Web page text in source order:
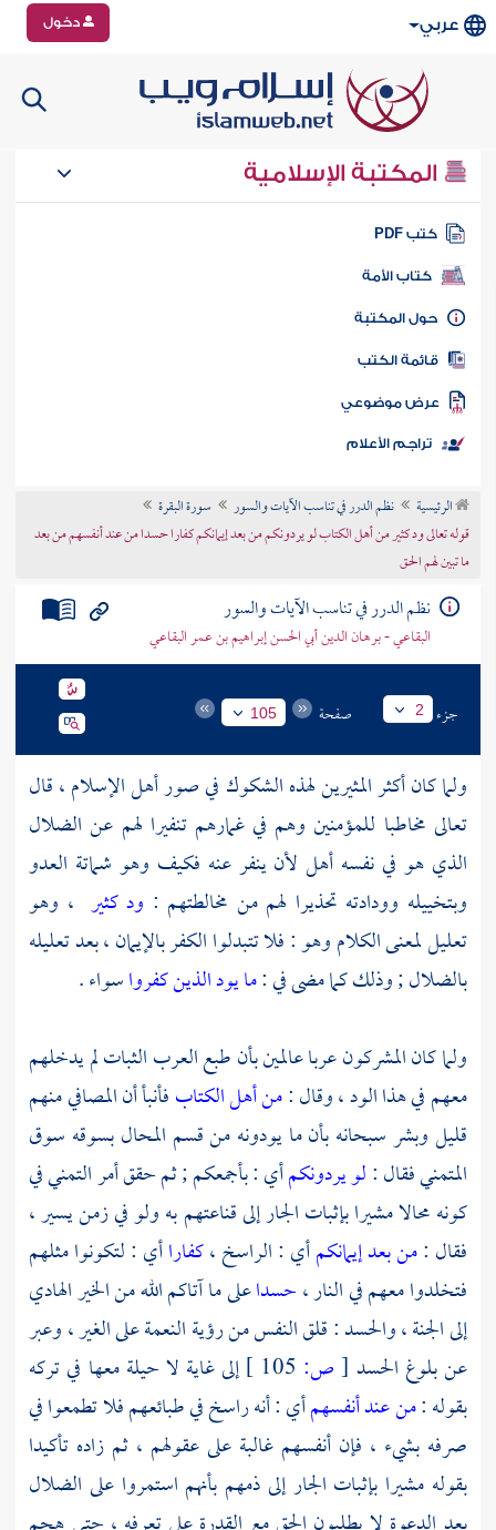
عربي دخول
المكتبة الإسلامية
كتب PDF
كتاب الأمة
المكتبة
الكتب
موضوعي
تراجم الأعلام
الرئيسية نظم الدرر في تناسب الآيات والسور
سورة البقرة
قوله تعالى ود كثير من أهل الكتاب لو يردونكم من بعد إيمانكم كفارا حسدا من عند أنفسهم من بعد
ما تبين لهم الحق
نظم الدرر في تناسب الآيات والسور
البقاعي - برهان الدين أبي الحسن إبراهيم بن عمر البقاعي
جزء 2 صفحة 105
ولما كان أكثر المثيرين لهذه الشكوك في صور أهل الإسلام ، قال
تعالى مخاطبا للمؤمنين وهم في غمارهم تنفيرا لهم عن الضلال
الذي هو في نفسه أهل لأن ينفر عنه فكيف وهو شماتة العدو
وبتخييله وودادته تحذيرا لهم من مخالطتهم : ود كثير ، وهو
تعليل لمعنى الكلام وهو : فلا تتبدلوا الكفر بالإيمان ، بعد تعليله
بالضلال ; وذلك كما مضى في :ما يود الذين كفرواسواء .
ولما كان المشركون عربا عالمين بأن طبع العرب الثبات لم يدخلهم
معهم في هذا الود ، وقال :من أهل الكتابفأنبأ أن المصافي منهم
قليل وبشر سبحانه بأن ما يودونه من قسم المحال بسوقه سوق
المتمني فقال :لو يردونكمأي : بأجمعكم ; ثم حقق أمر التمني في
كونه محالا مشيرا بإثبات الجار إلى قناعتهم به ولو في زمن يسير ،
فقال :من بعد إيمانكمأي : الراسخ ،كفاراأي : لتكونوا مثلهم
فتخلدوا معهم في النار ،حسداعلى ما آتاكم الله من الخير الهادي
إلى الجنة ، والحسد : قلق النفس من رؤية النعمة على الغير ، وعبر
عن بلوغ الحسد [ص:
إلى غاية لا حيلة معها في تركه
بقوله :من عند أنفسهمأي : أنه راسخ في طبائعهم فلا تطمعوا في
صرفه بشيء ، فإن أنفسهم غالبة على عقولهم ، ثم زاده تأكيدا
بقوله مشيرا بإثبات الجار إلى ذمهم بأنهم استمروا على الضلال